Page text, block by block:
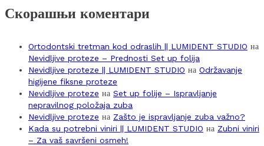
Скорашњи коментари
Ortodontski tretman kod odraslih || LUMIDENT STUDIO на
Nevidljive proteze – Prednosti Set up folija
Nevidljive proteze || LUMIDENT STUDIO на Održavanje
higijene fiksne proteze
Nevidljive proteze на Set up folije – Ispravljanje
nepravilnog položaja zuba
Nevidljive proteze на Zašto je ispravljanje zuba važno?
Kada su potrebni viniri || LUMIDENT STUDIO на Zubni viniri
– Za vaš savršeni osmeh!